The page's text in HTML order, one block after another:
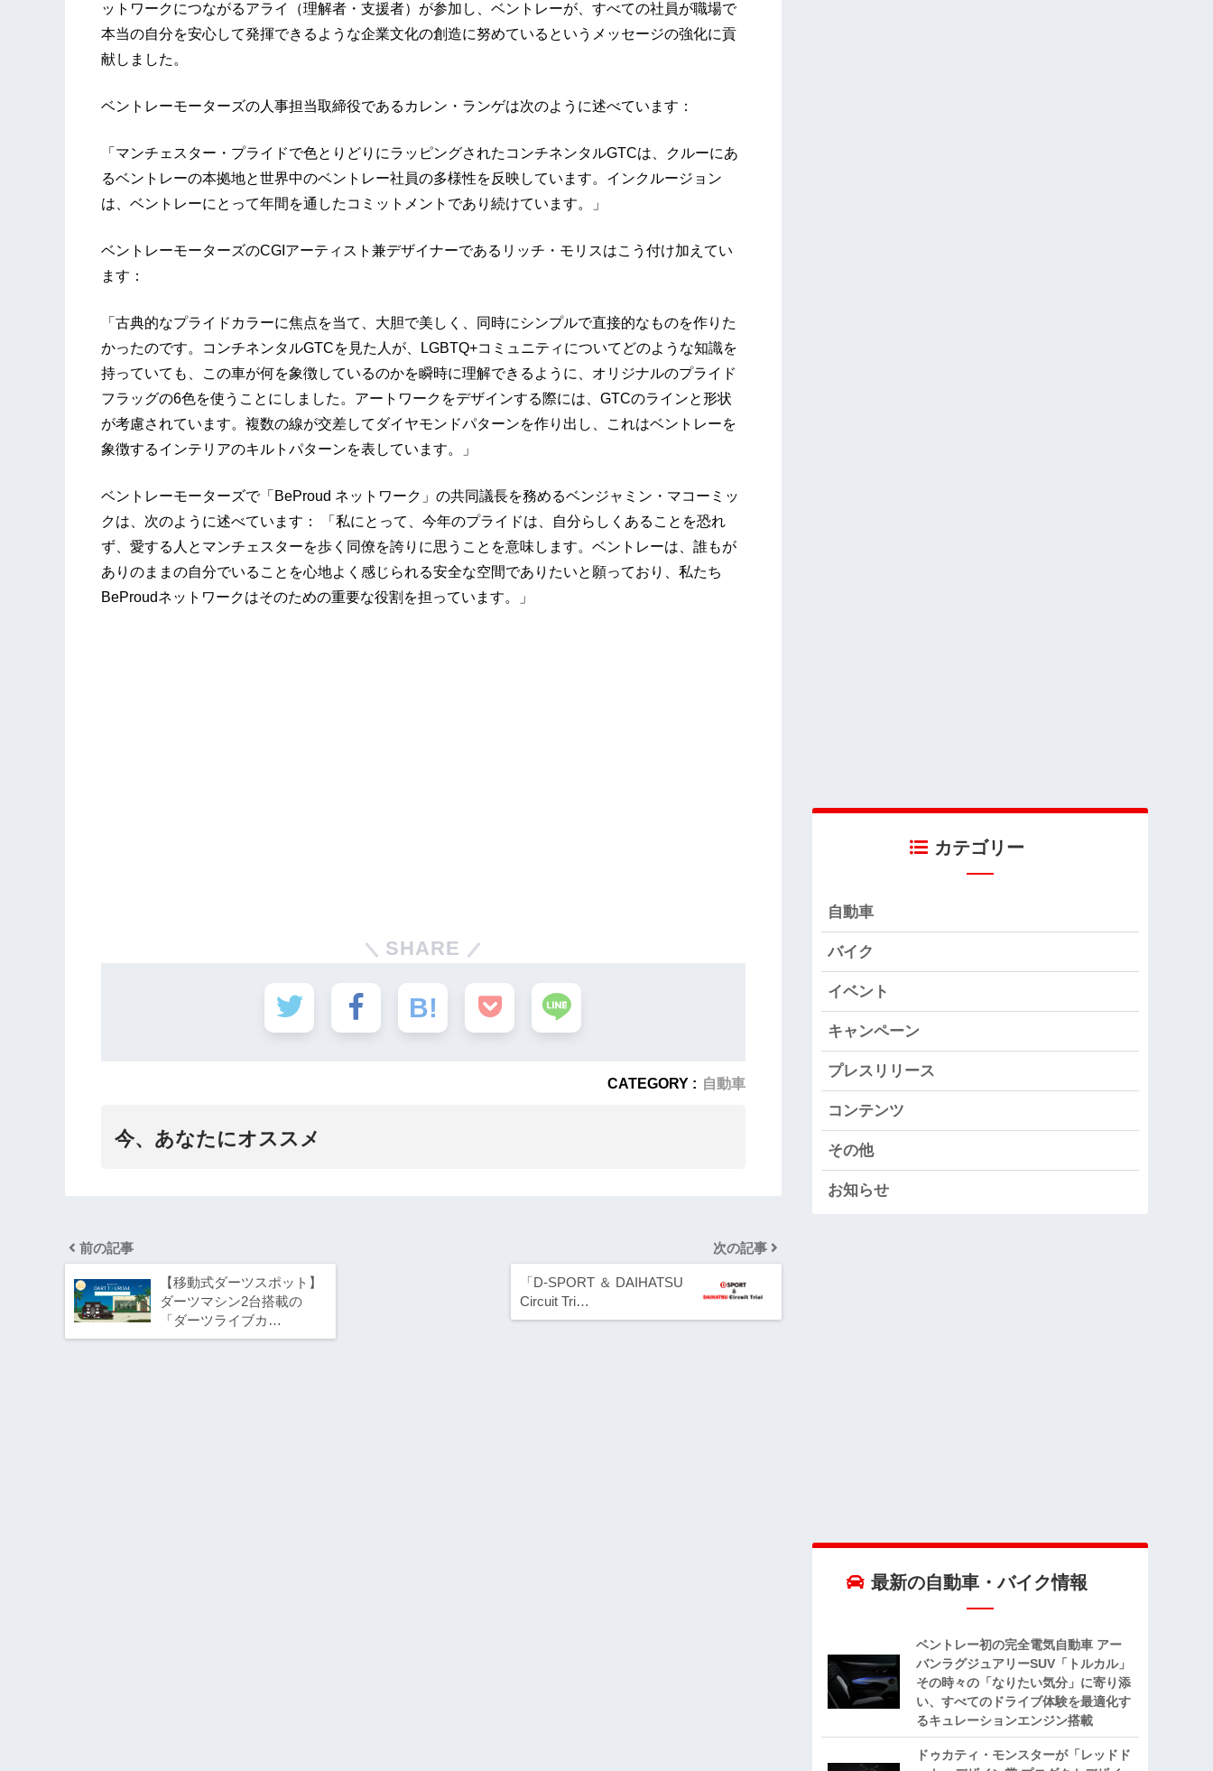
ットワークにつながるアライ（理解者・支援者）が参加し、ベントレーが、すべての社員が職場で
本当の自分を安心して発揮できるような企業文化の創造に努めているというメッセージの強化に貢
献しました。
ベントレーモーターズの人事担当取締役であるカレン・ランゲは次のように述べています：
「マンチェスター・プライドで色とりどりにラッピングされたコンチネンタルGTCは、クルーにあ
るベントレーの本拠地と世界中のベントレー社員の多様性を反映しています。インクルージョン
は、ベントレーにとって年間を通したコミットメントであり続けています。」
ベントレーモーターズのCGIアーティスト兼デザイナーであるリッチ・モリスはこう付け加えてい
ます：
「古典的なプライドカラーに焦点を当て、大胆で美しく、同時にシンプルで直接的なものを作りた
かったのです。コンチネンタルGTCを見た人が、LGBTQ+コミュニティについてどのような知識を
持っていても、この車が何を象徴しているのかを瞬時に理解できるように、オリジナルのプライド
フラッグの6色を使うことにしました。アートワークをデザインする際には、GTCのラインと形状
が考慮されています。複数の線が交差してダイヤモンドパターンを作り出し、これはベントレーを
象徴するインテリアのキルトパターンを表しています。」
ベントレーモーターズで「BeProud ネットワーク」の共同議長を務めるベンジャミン・マコーミッ
クは、次のように述べています： 「私にとって、今年のプライドは、自分らしくあることを恐れ
ず、愛する人とマンチェスターを歩く同僚を誇りに思うことを意味します。ベントレーは、誰もが
ありのままの自分でいることを心地よく感じられる安全な空間でありたいと願っており、私たち
BeProudネットワークはそのための重要な役割を担っています。」
SHARE
CATEGORY : 自動車
今、あなたにオススメ
前の記事
【移動式ダーツスポット】
ダーツマシン2台搭載の
「ダーツライブカ…
次の記事
「D-SPORT ＆ DAIHATSU
Circuit Tri…
カテゴリー
自動車
バイク
イベント
キャンペーン
プレスリリース
コンテンツ
その他
お知らせ
最新の自動車・バイク情報
ベントレー初の完全電気自動車 アー
バンラグジュアリーSUV「トルカル」
その時々の「なりたい気分」に寄り添
い、すべてのドライブ体験を最適化す
るキュレーションエンジン搭載
ドゥカティ・モンスターが「レッドド